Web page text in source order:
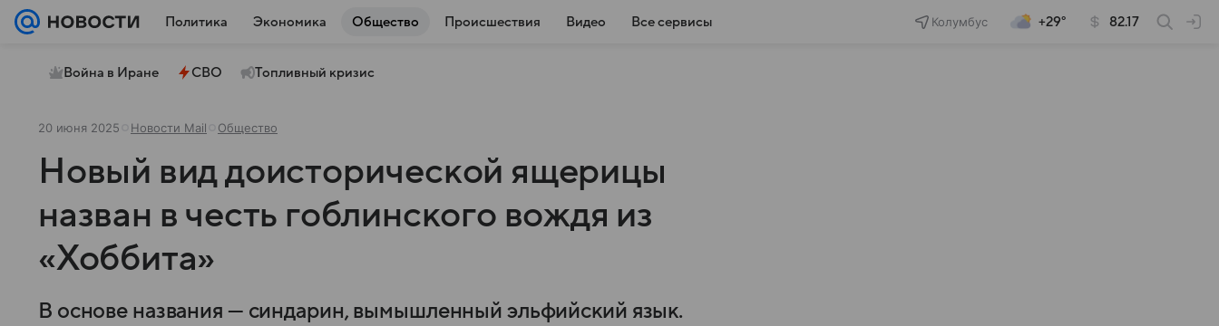
Политика Экономика Общество Происшествия Видео Все сервисы Колумбус +29° 82.17
Война в Иране СВО Топливный кризис
20 июня 2025 Новости Mail Общество
Новый вид доисторической ящерицы
назван в честь гоблинского вождя из
«Хоббита»
В основе названия — синдарин, вымышленный эльфийский язык.